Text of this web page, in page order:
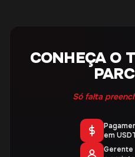
CONHEÇA O
Só falta
em